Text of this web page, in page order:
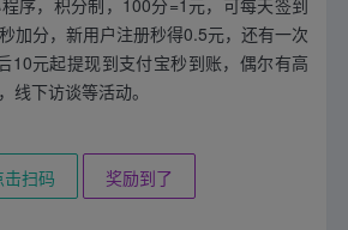
加分，新用户注册秒得0.5元，还有一次
10元起提现到支付宝秒到账，偶尔有高
线下访谈等活动。
击扫码 奖励到了